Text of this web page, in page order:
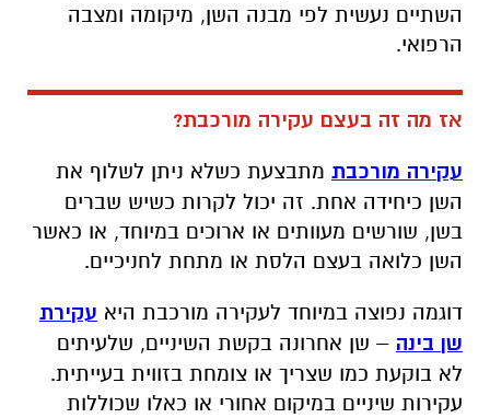
השתיים נעשית לפי מבנה השן, מיקומה ומצבה
הרפואי.
אז מה זה בעצם עקירה מורכבת?
עקירה מורכבת מתבצעת כשלא ניתן לשלוף את
השן כיחידה אחת. זה יכול לקרות כשיש שברים
בשן, שורשים מעוותים או ארוכים במיוחד, או כאשר
השן כלואה בעצם הלסת או מתחת לחניכיים.
דוגמה נפוצה במיוחד לעקירה מורכבת היא עקירת
שן בינה – שן אחרונה בקשת השיניים, שלעיתים
לא בוקעת כמו שצריך או צומחת בזווית בעייתית.
עקירות שיניים במיקום אחורי או כאלו שכוללות